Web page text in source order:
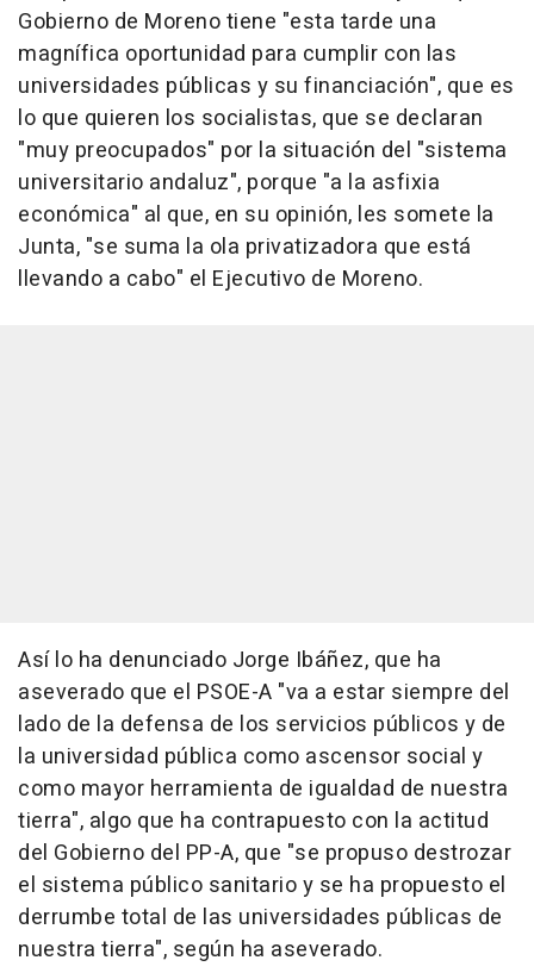
Gobierno de Moreno tiene "esta tarde una
magnífica oportunidad para cumplir con las
universidades públicas y su financiación", que es
lo que quieren los socialistas, que se declaran
"muy preocupados" por la situación del "sistema
universitario andaluz", porque "a la asfixia
económica" al que, en su opinión, les somete la
Junta, "se suma la ola privatizadora que está
llevando a cabo" el Ejecutivo de Moreno.
Así lo ha denunciado Jorge Ibáñez, que ha
aseverado que el PSOE-A "va a estar siempre del
lado de la defensa de los servicios públicos y de
la universidad pública como ascensor social y
como mayor herramienta de igualdad de nuestra
tierra", algo que ha contrapuesto con la actitud
del Gobierno del PP-A, que "se propuso destrozar
el sistema público sanitario y se ha propuesto el
derrumbe total de las universidades públicas de
nuestra tierra", según ha aseverado.